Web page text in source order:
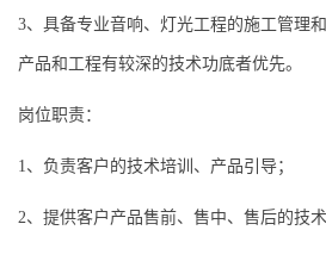
3、具备专业音响、灯光工程的施工管理
产品和工程有较深的技术功底者优先。
岗位职责：
1、负责客户的技术培训、产品引导；
2、提供客户产品售前、售中、售后的技术